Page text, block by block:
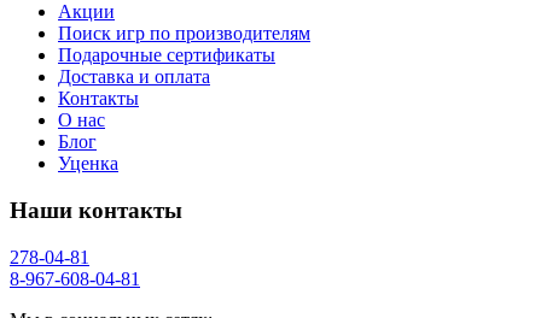
Акции
Поиск игр по производителям
Подарочные сертификаты
Доставка и оплата
Контакты
О нас
Блог
Уценка
Наши контакты
278-04-81
8-967-608-04-81